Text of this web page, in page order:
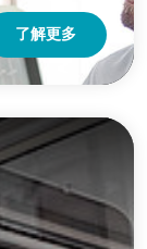
了解更多